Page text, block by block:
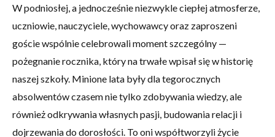
W podniosłej, a jednocześnie niezwykle ciepłej atmosferze,
uczniowie, nauczyciele, wychowawcy oraz zaproszeni
goście wspólnie celebrowali moment szczególny —
pożegnanie rocznika, który na trwałe wpisał się w historię
naszej szkoły. Minione lata były dla tegorocznych
absolwentów czasem nie tylko zdobywania wiedzy, ale
również odkrywania własnych pasji, budowania relacji i
dojrzewania do dorosłości. To oni współtworzyli życie